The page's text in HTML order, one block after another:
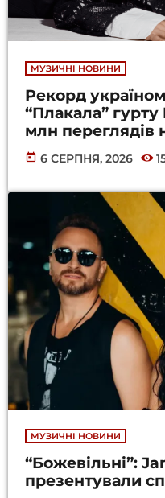
МУЗИЧНІ НОВИНИ
Рекорд
“Плакала”
млн переглядів
today 6 СЕРПНЯ, 2026
МУЗИЧНІ НОВИНИ
“Божевільні”:
презентували